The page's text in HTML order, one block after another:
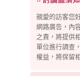
親愛的訪客您
網路廣告，內
之責，將提供
單位進行調查
權益，將保留